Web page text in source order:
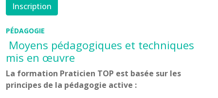
Inscription
PÉDAGOGIE
Moyens pédagogiques et techniques
mis en œuvre
La formation Praticien TOP est basée sur les
principes de la pédagogie active :